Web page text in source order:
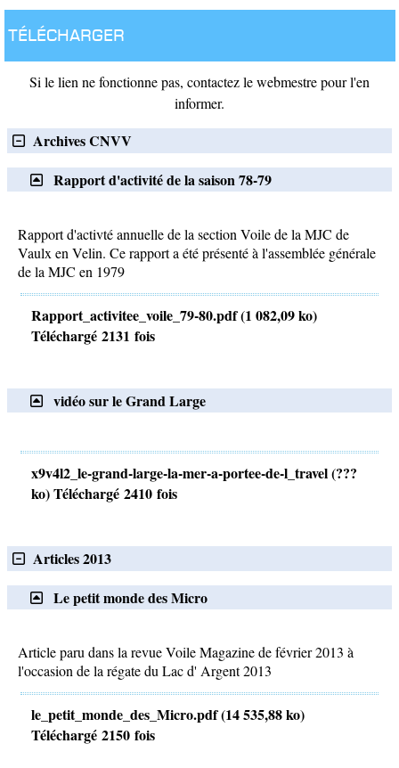
Télécharger
Si le lien ne fonctionne pas, contactez le webmestre pour l'en
informer.
Archives CNVV
Rapport d'activité de la saison 78-79
Rapport d'activté annuelle de la section Voile de la MJC de
Vaulx en Velin. Ce rapport a été présenté à l'assemblée générale
de la MJC en 1979
Rapport_activitee_voile_79-80.pdf (1 082,09 ko)
Téléchargé 2131 fois
vidéo sur le Grand Large
x9v4l2_le-grand-large-la-mer-a-portee-de-l_travel (???
ko) Téléchargé 2410 fois
Articles 2013
Le petit monde des Micro
Article paru dans la revue Voile Magazine de février 2013 à
l'occasion de la régate du Lac d' Argent 2013
le_petit_monde_des_Micro.pdf (14 535,88 ko)
Téléchargé 2150 fois